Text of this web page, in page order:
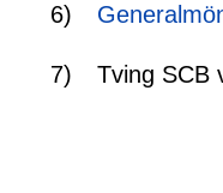
6)
7) Tving SCB